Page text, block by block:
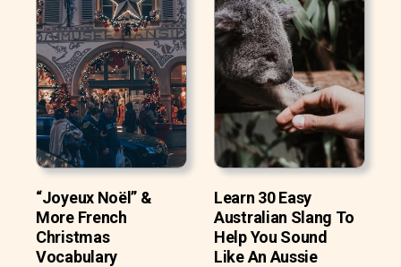
“Joyeux Noël” &
More French
Christmas
Vocabulary
Learn 30 Easy
Australian Slang To
Help You Sound
Like An Aussie